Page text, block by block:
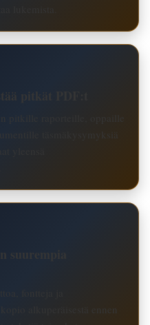
lukemista.
pitkät PDF:t
pitkille raporteille, oppaille
täsmäkysymyksiä
yleensä
suurempia
fontteja ja
alkuperäisestä ennen